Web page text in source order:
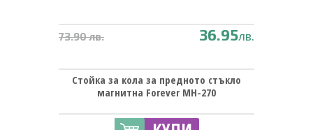
73.90 лв. 36.95лв.
Стойка за кола за предното стъкло
магнитна Forever MH-270